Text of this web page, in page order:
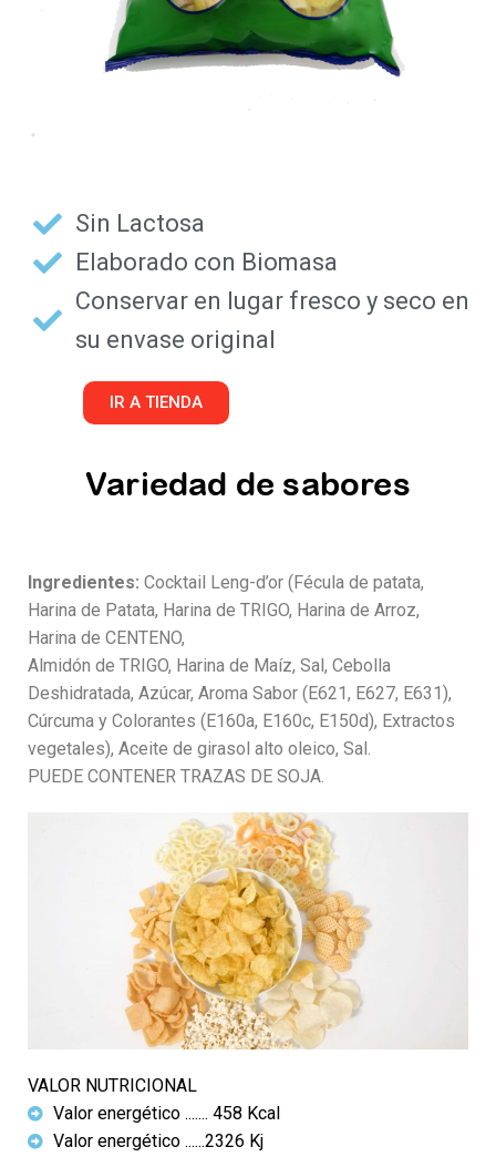
Sin Lactosa
Elaborado con Biomasa
Conservar en lugar fresco y seco en
su envase original
IR A TIENDA
Variedad de sabores
Ingredientes: Cocktail Leng-d’or (Fécula de patata,
Harina de Patata, Harina de TRIGO, Harina de Arroz,
Harina de CENTENO,
Almidón de TRIGO, Harina de Maíz, Sal, Cebolla
Deshidratada, Azúcar, Aroma Sabor (E621, E627, E631),
Cúrcuma y Colorantes (E160a, E160c, E150d), Extractos
vegetales), Aceite de girasol alto oleico, Sal.
PUEDE CONTENER TRAZAS DE SOJA.
VALOR NUTRICIONAL
Valor energético ....... 458 Kcal
Valor energético ......2326 Kj